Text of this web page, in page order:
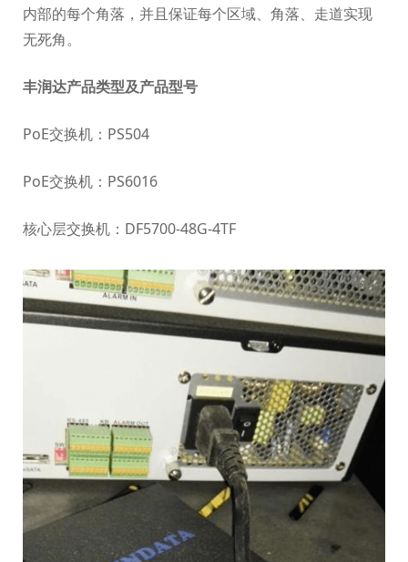
内部的每个角落，并且保证每个区域、角落、走道实现
无死角。
丰润达产品类型及产品型号
PoE交换机：PS504
PoE交换机：PS6016
核心层交换机：DF5700-48G-4TF